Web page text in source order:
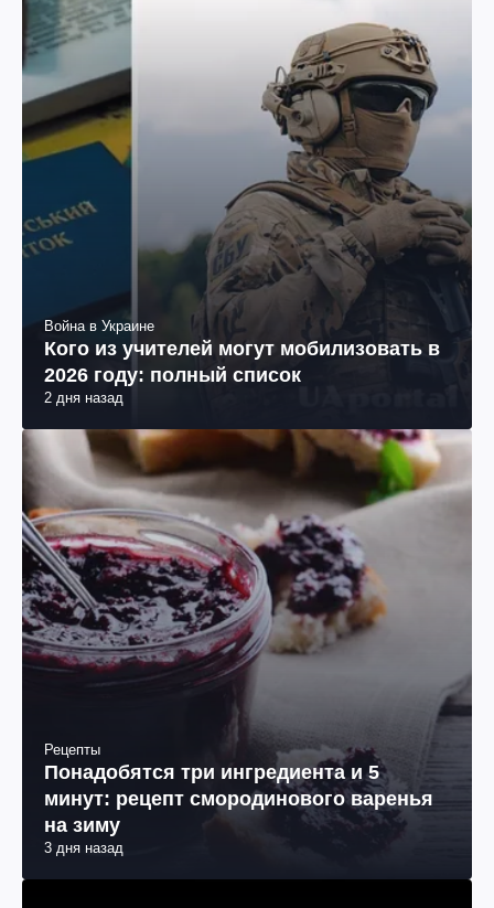
Война в Украине
Кого из учителей могут мобилизовать в
2026 году: полный список
2 дня назад
Рецепты
Понадобятся три ингредиента и 5
минут: рецепт смородинового варенья
на зиму
3 дня назад